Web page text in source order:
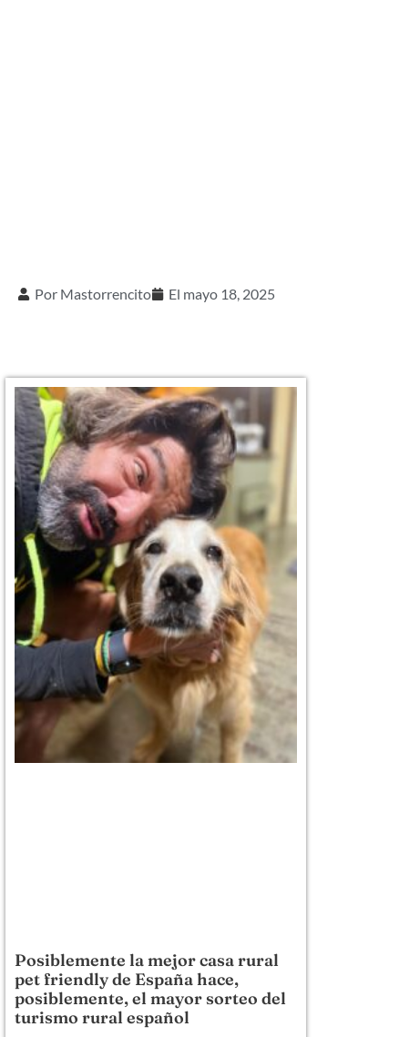
Por Mastorrencito El mayo 18, 2025
Posiblemente la mejor casa rural
pet friendly de España hace,
posiblemente, el mayor sorteo del
turismo rural español